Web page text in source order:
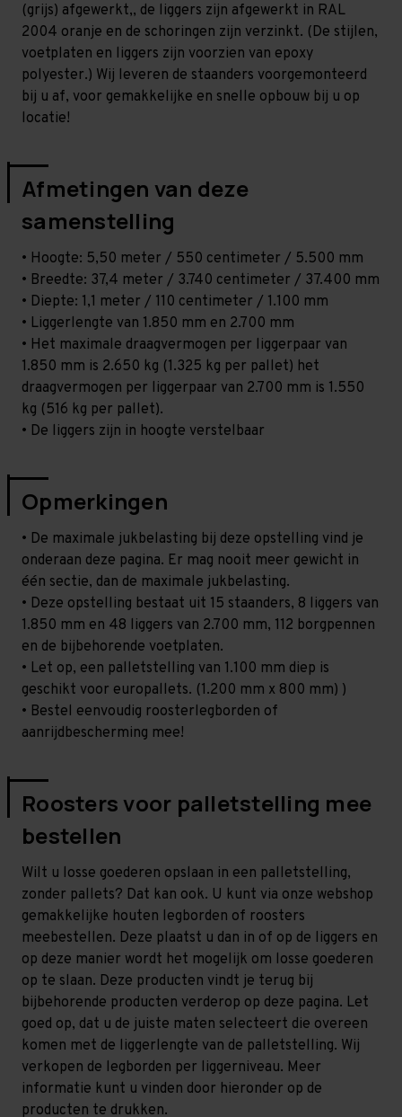
(grijs) afgewerkt,, de liggers zijn afgewerkt in RAL
2004 oranje en de schoringen zijn verzinkt. (De stijlen,
voetplaten en liggers zijn voorzien van epoxy
polyester.) Wij leveren de staanders voorgemonteerd
bij u af, voor gemakkelijke en snelle opbouw bij u op
locatie!
Afmetingen van deze
samenstelling
• Hoogte: 5,50 meter / 550 centimeter / 5.500 mm
• Breedte: 37,4 meter / 3.740 centimeter / 37.400 mm
• Diepte: 1,1 meter / 110 centimeter / 1.100 mm
• Liggerlengte van 1.850 mm en 2.700 mm
• Het maximale draagvermogen per liggerpaar van
1.850 mm is 2.650 kg (1.325 kg per pallet) het
draagvermogen per liggerpaar van 2.700 mm is 1.550
kg (516 kg per pallet).
• De liggers zijn in hoogte verstelbaar
Opmerkingen
• De maximale jukbelasting bij deze opstelling vind je
onderaan deze pagina. Er mag nooit meer gewicht in
één sectie, dan de maximale jukbelasting.
• Deze opstelling bestaat uit 15 staanders, 8 liggers van
1.850 mm en 48 liggers van 2.700 mm, 112 borgpennen
en de bijbehorende voetplaten.
• Let op, een palletstelling van 1.100 mm diep is
geschikt voor europallets. (1.200 mm x 800 mm) )
• Bestel eenvoudig roosterlegborden of
aanrijdbescherming mee!
Roosters voor palletstelling mee
bestellen
Wilt u losse goederen opslaan in een palletstelling,
zonder pallets? Dat kan ook. U kunt via onze webshop
gemakkelijke houten legborden of roosters
meebestellen. Deze plaatst u dan in of op de liggers en
op deze manier wordt het mogelijk om losse goederen
op te slaan. Deze producten vindt je terug bij
bijbehorende producten verderop op deze pagina. Let
goed op, dat u de juiste maten selecteert die overeen
komen met de liggerlengte van de palletstelling. Wij
verkopen de legborden per liggerniveau. Meer
informatie kunt u vinden door hieronder op de
producten te drukken.